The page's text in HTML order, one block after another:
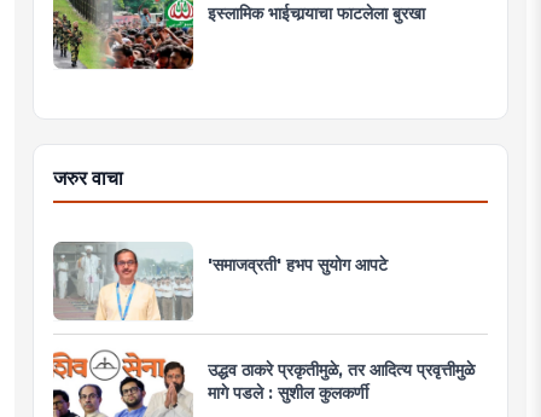
इस्लामिक भाईचार्‍याचा फाटलेला बुरखा
जरुर वाचा
'समाजव्रती' हभप सुयोग आपटे
उद्धव ठाकरे प्रकृतीमुळे, तर आदित्य प्रवृत्तीमुळे
मागे पडले : सुशील कुलकर्णी